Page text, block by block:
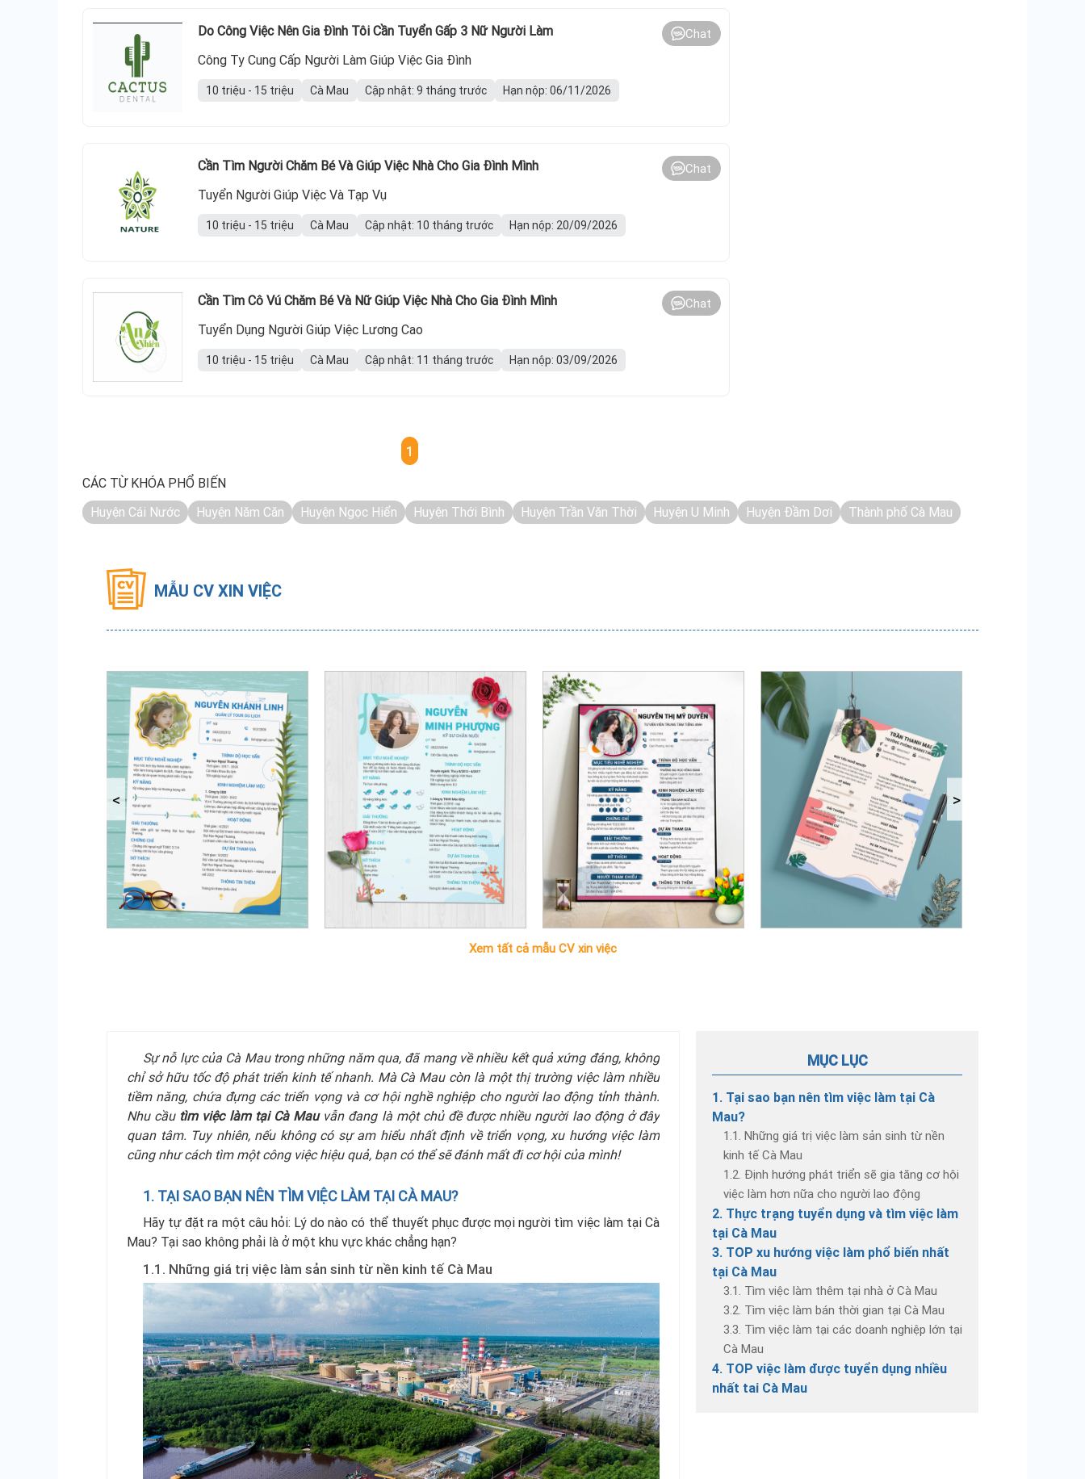
Do Công Việc Nên Gia Đình Tôi Cần Tuyển Gấp 3 Nữ Người Làm
Công Ty Cung Cấp Người Làm Giúp Việc Gia Đình
10 triệu - 15 triệu Cà Mau Cập nhật: 9 tháng trước Hạn nộp: 06/11/2026
Chat
Cần Tìm Người Chăm Bé Và Giúp Việc Nhà Cho Gia Đình Mình
Tuyển Người Giúp Việc Và Tạp Vụ
10 triệu - 15 triệu Cà Mau Cập nhật: 10 tháng trước Hạn nộp: 20/09/2026
Chat
Cần Tìm Cô Vú Chăm Bé Và Nữ Giúp Việc Nhà Cho Gia Đình Mình
Tuyển Dụng Người Giúp Việc Lương Cao
10 triệu - 15 triệu Cà Mau Cập nhật: 11 tháng trước Hạn nộp: 03/09/2026
Chat
1
CÁC TỪ KHÓA PHỔ BIẾN
Huyện Cái Nước
Huyện Năm Căn Huyện Ngọc Hiển Huyện Thới Bình Huyện Trần Văn Thời Huyện U Minh Huyện Đầm Dơi Thành phố Cà Mau
MẪU CV XIN VIỆC
Xem tất cả mẫu CV xin việc
MỤC LỤC
1. Tại sao bạn nên tìm việc làm tại Cà
Mau?
1.1. Những giá trị việc làm sản sinh từ nền
kinh tế Cà Mau
1.2. Định hướng phát triển sẽ gia tăng cơ hội
việc làm hơn nữa cho người lao động
2. Thực trạng tuyển dụng và tìm việc làm
tại Cà Mau
3. TOP xu hướng việc làm phổ biến nhất
tại Cà Mau
3.1. Tìm việc làm thêm tại nhà ở Cà Mau
3.2. Tìm việc làm bán thời gian tại Cà Mau
3.3. Tìm việc làm tại các doanh nghiệp lớn tại
Cà Mau
4. TOP việc làm được tuyển dụng nhiều
nhất tại Cà Mau
Sự nỗ lực của Cà Mau trong những năm qua, đã mang về nhiều kết quả xứng đáng, không
chỉ sở hữu tốc độ phát triển kinh tế nhanh. Mà Cà Mau còn là một thị trường việc làm nhiều
tiềm năng, chứa đựng các triển vọng và cơ hội nghề nghiệp cho người lao động tỉnh thành.
Nhu cầu tìm việc làm tại Cà Mauvẫn đang là một chủ đề được nhiều người lao động ở đây
quan tâm. Tuy nhiên, nếu không có sự am hiểu nhất định về triển vọng, xu hướng việc làm
cũng như cách tìm một công việc hiệu quả, bạn có thể sẽ đánh mất đi cơ hội của mình!
1. TẠI SAO BẠN NÊN TÌM VIỆC LÀM TẠI CÀ MAU?
Hãy tự đặt ra một câu hỏi: Lý do nào có thể thuyết phục được mọi người tìm việc làm tại Cà
Mau? Tại sao không phải là ở một khu vực khác chẳng hạn?
1.1. Những giá trị việc làm sản sinh từ nền kinh tế Cà Mau